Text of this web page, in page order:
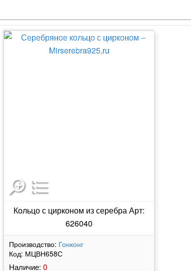
Кольцо с цирконом из серебра Арт:
626040
Производство: Гонконг
Код: МЦВН658С
Наличие: 0